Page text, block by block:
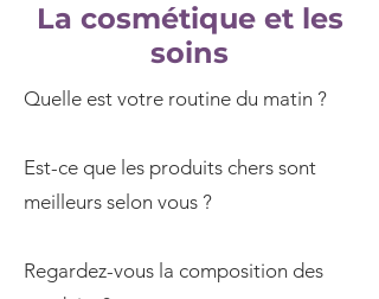
La cosmétique et les
soins
Quelle est votre routine du matin ?
Est-ce que les produits chers sont
meilleurs selon vous ?
Regardez-vous la composition des